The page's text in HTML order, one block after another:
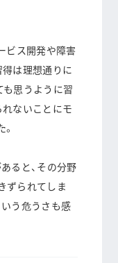
ビス開発や障害
は理想通りに
も思うように習
ないことにモ
ると、その分野
ずられてしま
う危うさも感